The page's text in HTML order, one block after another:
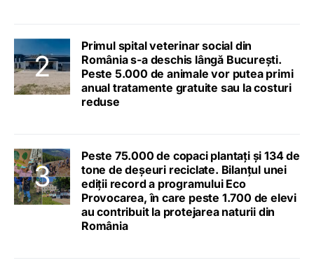
Primul spital veterinar social din
România s-a deschis lângă București.
Peste 5.000 de animale vor putea primi
anual tratamente gratuite sau la costuri
reduse
Peste 75.000 de copaci plantați și 134 de
tone de deșeuri reciclate. Bilanțul unei
ediții record a programului Eco
Provocarea, în care peste 1.700 de elevi
au contribuit la protejarea naturii din
România